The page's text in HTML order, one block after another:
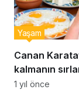
Canan
kalmanın
açıkladı:
Yaşam
1 yıl önce